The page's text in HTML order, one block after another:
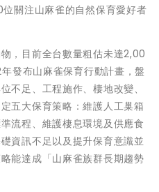
關注山麻雀的自然保育愛好者
，目前全台數量粗估未達2,00
發布山麻雀保育行動計畫，盤
不足、工程施作、棲地改變、
五大保育策略：維護人工巢箱
流程、維護棲息環境及供應食
資訊不足以及提升保育意識並
能達成「山麻雀族群長期趨勢